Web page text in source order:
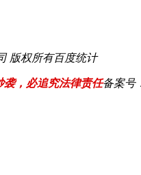
版权所有百度统计
袭，必追究法律责任备案号